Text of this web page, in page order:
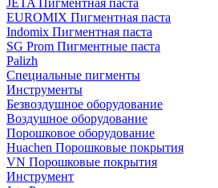
JETA Пигментная паста
EUROMIX Пигментная паста
Indomix Пигментная паста
SG Prom Пигментные паста
Palizh
Специальные пигменты
Инструменты
Безвоздушное оборудование
Воздушное оборудование
Порошковое оборудование
Huachen Порошковые покрытия
VN Порошковые покрытия
Инструмент